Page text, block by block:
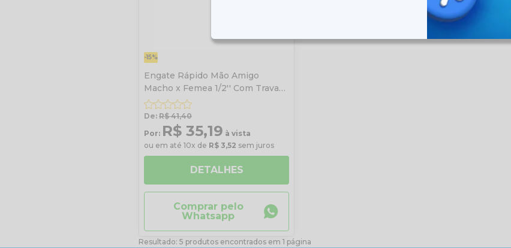
-15%
Engate Rápido Mão Amigo
Macho x Femea 1/2'' Com Trava
de Segurança
De: R$ 41,40
Por: R$ 35,19 à vista
ou em até 10x de R$ 3,52 sem juros
DETALHES
Comprar pelo
Whatsapp
Resultado: 5 produtos encontrados em 1 página